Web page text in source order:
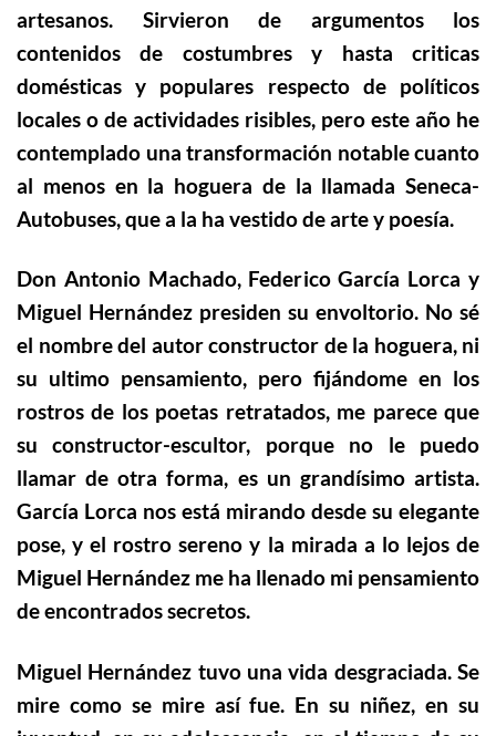
artesanos. Sirvieron de argumentos los
contenidos de costumbres y hasta criticas
domésticas y populares respecto de políticos
locales o de actividades risibles, pero este año he
contemplado una transformación notable cuanto
al menos en la hoguera de la llamada Seneca-
Autobuses, que a la ha vestido de arte y poesía.
Don Antonio Machado, Federico García Lorca y
Miguel Hernández presiden su envoltorio. No sé
el nombre del autor constructor de la hoguera, ni
su ultimo pensamiento, pero fijándome en los
rostros de los poetas retratados, me parece que
su constructor-escultor, porque no le puedo
llamar de otra forma, es un grandísimo artista.
García Lorca nos está mirando desde su elegante
pose, y el rostro sereno y la mirada a lo lejos de
Miguel Hernández me ha llenado mi pensamiento
de encontrados secretos.
Miguel Hernández tuvo una vida desgraciada. Se
mire como se mire así fue. En su niñez, en su